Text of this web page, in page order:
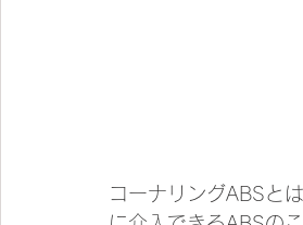
コーナリングABSと